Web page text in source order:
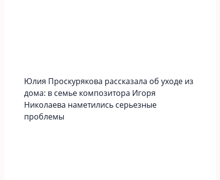
Юлия Проскурякова рассказала об уходе из
дома: в семье композитора Игоря
Николаева наметились серьезные
проблемы